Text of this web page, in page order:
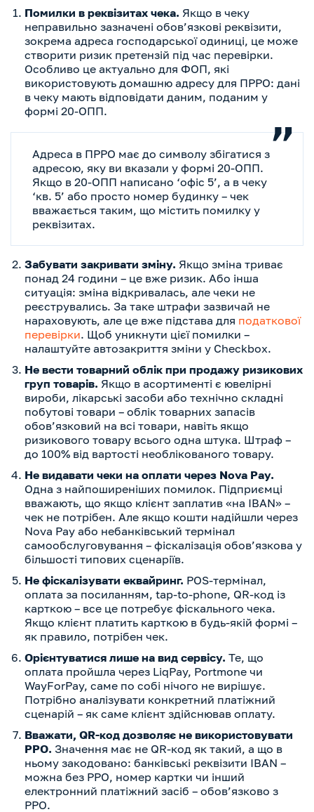
Помилки в реквізитах чека. Якщо в чеку
неправильно зазначені обов’язкові реквізити,
зокрема адреса господарської одиниці, це може
створити ризик претензій під час перевірки.
Особливо це актуально для ФОП, які
використовують домашню адресу для ПРРО: дані
в чеку мають відповідати даним, поданим у
формі 20-ОПП.
Адреса в ПРРО має до символу збігатися з
адресою, яку ви вказали у формі 20-ОПП.
Якщо в 20-ОПП написано ‘офіс 5’, а в чеку
‘кв. 5’ або просто номер будинку – чек
вважається таким, що містить помилку у
реквізитах.
Забувати закривати зміну. Якщо зміна триває
понад 24 години – це вже ризик. Або інша
ситуація: зміна відкривалась, але чеки не
реєструвались. За таке штрафи зазвичай не
нараховують, але це вже підстава для податкової
перевірки. Щоб уникнути цієї помилки –
налаштуйте автозакриття зміни у Checkbox.
Не вести товарний облік при продажу ризикових
груп товарів. Якщо в асортименті є ювелірні
вироби, лікарські засоби або технічно складні
побутові товари – облік товарних запасів
обов’язковий на всі товари, навіть якщо
ризикового товару всього одна штука. Штраф –
до 100% від вартості необлікованого товару.
Не видавати чеки на оплати через Nova Pay.
Одна з найпоширеніших помилок. Підприємці
вважають, що якщо клієнт заплатив «на IBAN» –
чек не потрібен. Але якщо кошти надійшли через
Nova Pay або небанківський термінал
самообслуговування – фіскалізація обов’язкова у
більшості типових сценаріїв.
Не фіскалізувати еквайринг. POS-термінал,
оплата за посиланням, tap-to-phone, QR-код із
карткою – все це потребує фіскального чека.
Якщо клієнт платить карткою в будь-якій формі –
як правило, потрібен чек.
Орієнтуватися лише на вид сервісу. Те, що
оплата пройшла через LiqPay, Portmone чи
WayForPay, саме по собі нічого не вирішує.
Потрібно аналізувати конкретний платіжний
сценарій – як саме клієнт здійснював оплату.
Вважати, QR-код дозволяє не використовувати
РРО. Значення має не QR-код як такий, а що в
ньому закодовано: банківські реквізити IBAN –
можна без РРО, номер картки чи інший
електронний платіжний засіб – обов’язково з
РРО.